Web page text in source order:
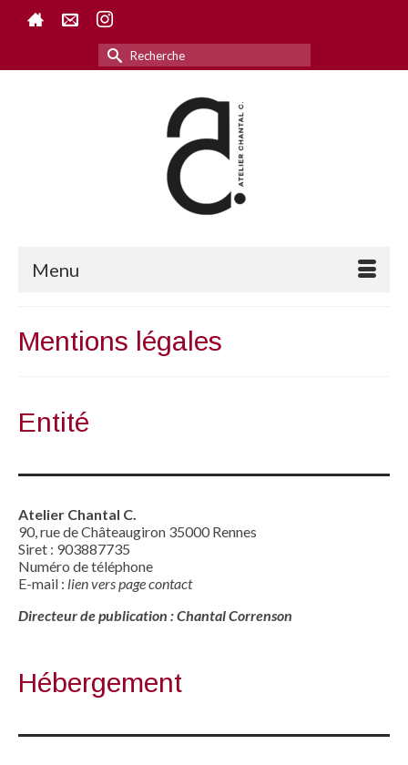
Rechercher :
Menu
Mentions légales
Entité
Atelier Chantal C.
90, rue de Châteaugiron 35000 Rennes
Siret : 903887735
Numéro de téléphone
E-mail : lien vers page contact
Directeur de publication : Chantal Correnson
Hébergement